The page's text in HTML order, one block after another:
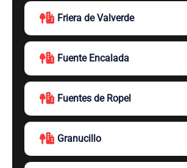
Friera de Valverde
Fuente Encalada
Fuentes de Ropel
Granucillo